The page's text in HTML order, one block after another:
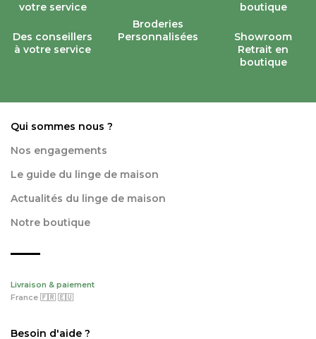
Des conseillers
à votre service
Broderies
Personnalisées
Showroom
Retrait en
boutique
Qui sommes nous ?
Nos engagements
Le guide du linge de maison
Actualités du linge de maison
Notre boutique
Livraison & paiement
France 🇫🇷 🇪🇺
Besoin d'aide ?